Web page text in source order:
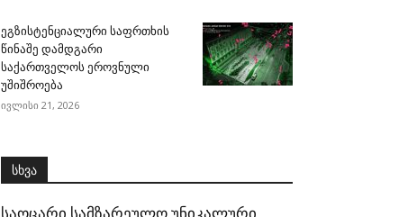
ეგზისტენციალური საფრთხის
წინაშე დამდგარი
საქართველოს ეროვნული
უშიშროება
ივლისი 21, 2026
სხვა